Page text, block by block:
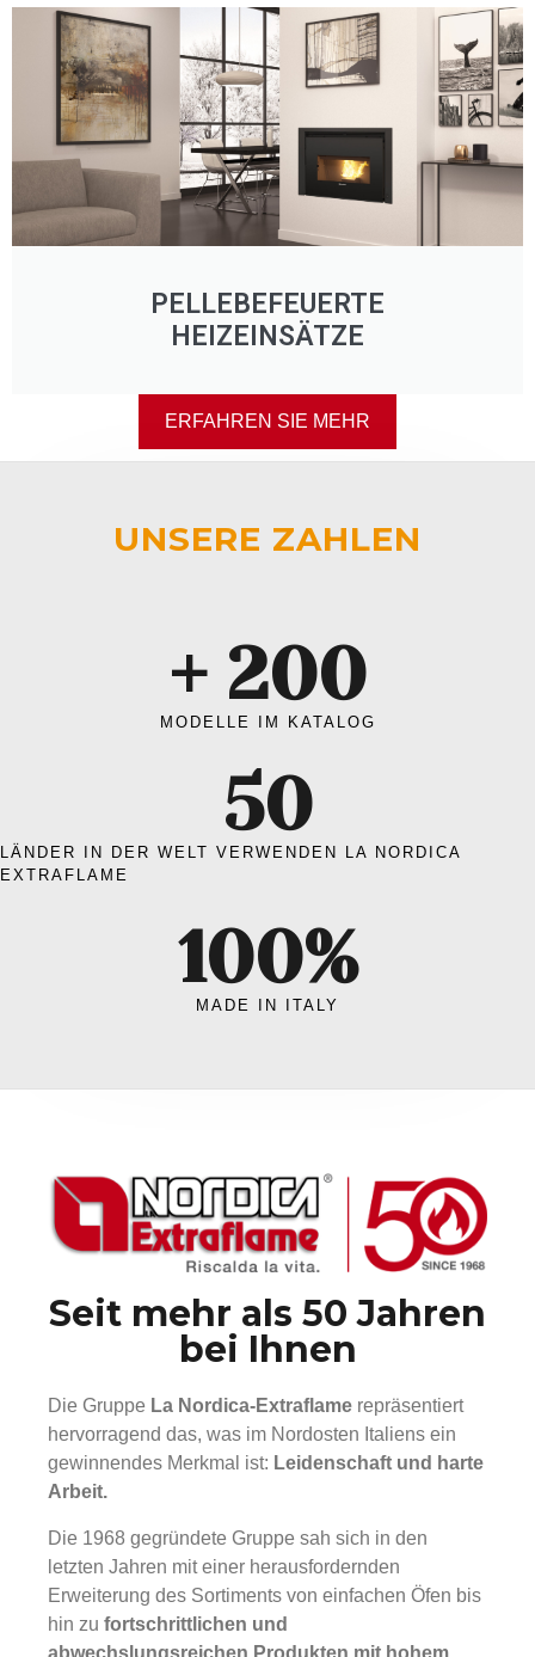
PELLEBEFEUERTE
HEIZEINSÄTZE
ERFAHREN SIE MEHR
UNSERE ZAHLEN
MODELLE IM KATALOG
+ 200
LÄNDER IN DER WELT VERWENDEN LA NORDICA
EXTRAFLAME
50
MADE IN ITALY
100%
Seit mehr als 50 Jahren
bei Ihnen
Die Gruppe La Nordica-Extraflame repräsentiert
hervorragend das, was im Nordosten Italiens ein
gewinnendes Merkmal ist: Leidenschaft und harte
Arbeit.
Die 1968 gegründete Gruppe sah sich in den
letzten Jahren mit einer herausfordernden
Erweiterung des Sortiments von einfachen Öfen bis
hin zu fortschrittlichen und
abwechslungsreichen Produkten mit hohem